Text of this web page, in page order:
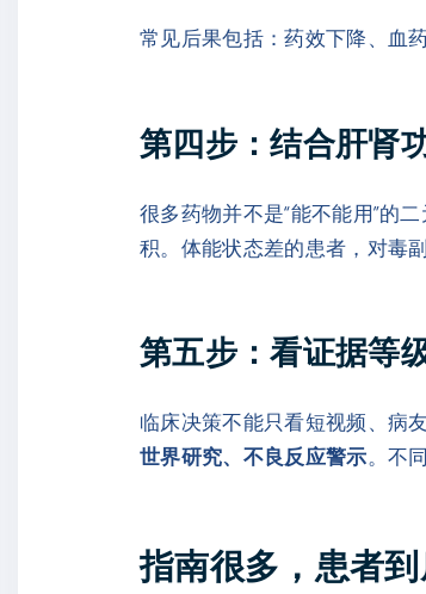
常见后果包括：药效下降、血
第四步：结合肝肾
很多药物并不是“能不能用”的
积。体能状态差的患者，对毒
第五步：看证据等
临床决策不能只看短视频、病
世界研究、不良反应警示。不
指南很多，患者